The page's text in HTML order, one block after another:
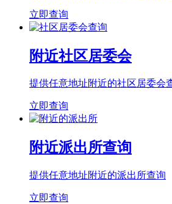
立即查询
附近社区居委会
提供任意地址附近的社区居委会
立即查询
附近派出所查询
提供任意地址附近的派出所查询
立即查询